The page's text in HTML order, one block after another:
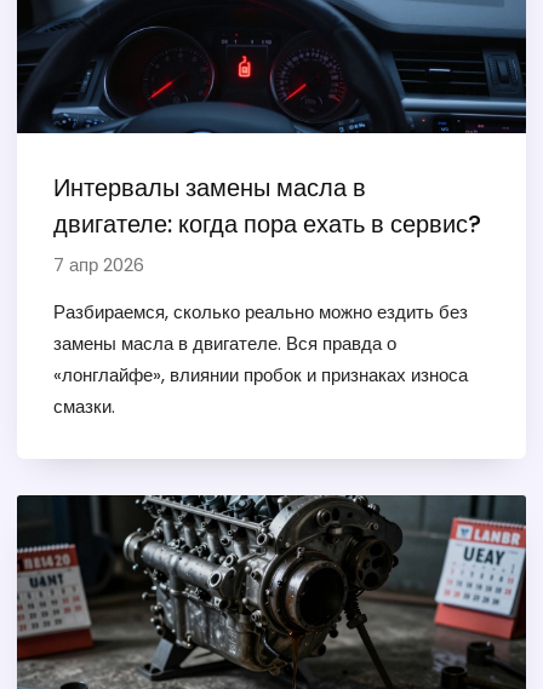
Интервалы замены масла в
двигателе: когда пора ехать в сервис?
7 апр 2026
Разбираемся, сколько реально можно ездить без
замены масла в двигателе. Вся правда о
«лонглайфе», влиянии пробок и признаках износа
смазки.